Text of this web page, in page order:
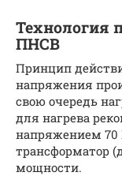
Технология
ПНСВ
Принцип
напряжения
свою очередь
для нагрева
напряжением 70
трансформатор
мощности.